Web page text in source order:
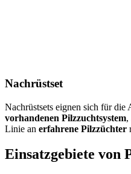
Nachrüstset
Nachrüstsets eignen sich für die
vorhandenen Pilzzuchtsystem,
Linie an erfahrene Pilzzüchter
Einsatzgebiete von